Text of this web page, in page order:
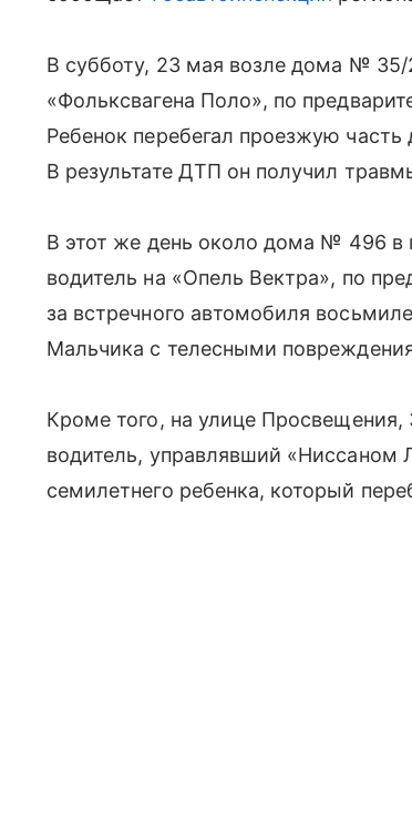
В субботу, 23 мая возле дома № 35/
«Фольксвагена Поло», по
Ребенок перебегал проезжую
В результате ДТП он получил
В этот же день около дома № 496 в
водитель на «Опель Вектра», по
за встречного автомобиля
Мальчика с телесными
Кроме того, на улице
водитель, управлявший
семилетнего ребенка, который